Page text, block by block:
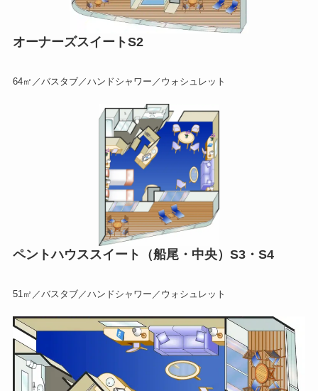
オーナーズスイートS2
64㎡／バスタブ／ハンドシャワー／ウォシュレット
ペントハウススイート（船尾・中央）S3・S4
51㎡／バスタブ／ハンドシャワー／ウォシュレット